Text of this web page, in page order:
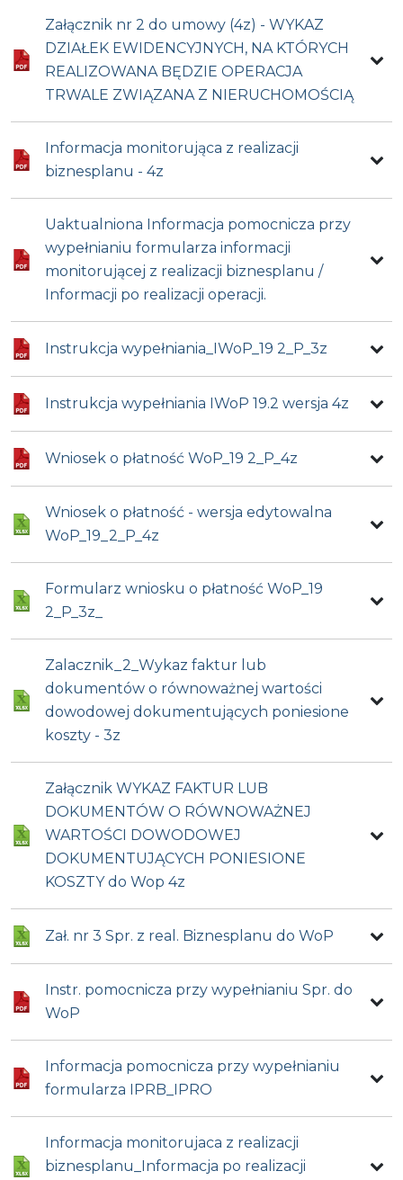
Załącznik nr 2 do umowy (4z) - WYKAZ
DZIAŁEK EWIDENCYJNYCH, NA KTÓRYCH
REALIZOWANA BĘDZIE OPERACJA
TRWALE ZWIĄZANA Z NIERUCHOMOŚCIĄ
Informacja monitorująca z realizacji
biznesplanu - 4z
Uaktualniona Informacja pomocnicza przy
wypełnianiu formularza informacji
monitorującej z realizacji biznesplanu /
Informacji po realizacji operacji.
Instrukcja wypełniania_IWoP_19 2_P_3z
Instrukcja wypełniania IWoP 19.2 wersja 4z
Wniosek o płatność WoP_19 2_P_4z
Wniosek o płatność - wersja edytowalna
WoP_19_2_P_4z
Formularz wniosku o płatność WoP_19
2_P_3z_
Zalacznik_2_Wykaz faktur lub
dokumentów o równoważnej wartości
dowodowej dokumentujących poniesione
koszty - 3z
Załącznik WYKAZ FAKTUR LUB
DOKUMENTÓW O RÓWNOWAŻNEJ
WARTOŚCI DOWODOWEJ
DOKUMENTUJĄCYCH PONIESIONE
KOSZTY do Wop 4z
Zał. nr 3 Spr. z real. Biznesplanu do WoP
Instr. pomocnicza przy wypełnianiu Spr. do
WoP
Informacja pomocnicza przy wypełnianiu
formularza IPRB_IPRO
Informacja monitorujaca z realizacji
biznesplanu_Informacja po realizacji